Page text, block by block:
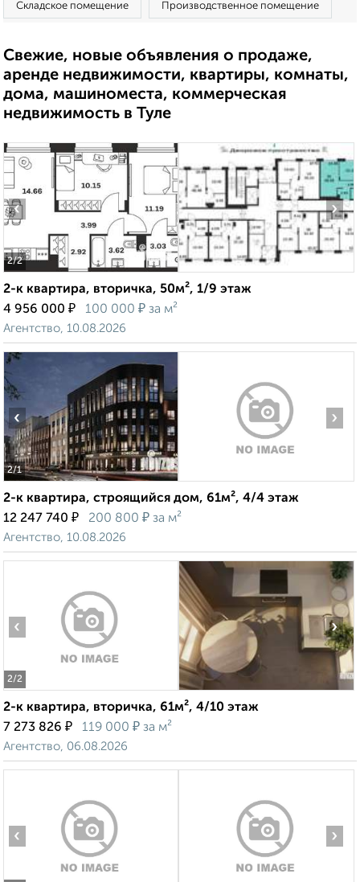
Складское помещение Производственное помещение
Свежие, новые объявления о продаже,
аренде недвижимости, квартиры, комнаты,
дома, машиноместа, коммерческая
недвижимость в Туле
2/2
‹ ›
2-к квартира, вторичка, 50м², 1/9 этаж
4 956 000 ₽ 100 000 ₽ за м²
Агентство, 10.08.2026
2/1
‹ ›
2-к квартира, строящийся дом, 61м², 4/4 этаж
12 247 740 ₽ 200 800 ₽ за м²
Агентство, 10.08.2026
2/2
‹ ›
2-к квартира, вторичка, 61м², 4/10 этаж
7 273 826 ₽ 119 000 ₽ за м²
Агентство, 06.08.2026
‹ ›